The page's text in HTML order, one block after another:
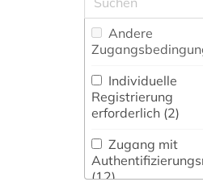
Bildungswesens
(13)
Informatik (50)
Klassische
Philologie.
Byzantinistik.
(1)
afroamerikaner
Wörterbuch,
Enzyklopädie,
Nachschlagwerk
Zeitung (19
Zeitungs-,
(8)
Andere
Individuelle
Registrierung
erforderlich (2)
Zugang mit
(12)